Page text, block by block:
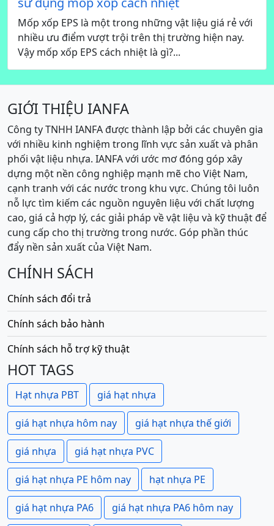
Mốp xốp EPS là một trong những vật liệu giá rẻ với
nhiều ưu điểm vượt trội trên thị trường hiện nay.
Vậy mốp xốp EPS cách nhiệt là gì?...
GIỚI THIỆU IANFA
Công ty TNHH IANFA được thành lập bởi các chuyên gia
với nhiều kinh nghiệm trong lĩnh vực sản xuất và phân
phối vật liệu nhựa. IANFA với ước mơ đóng góp xây
dựng một nền công nghiệp mạnh mẽ cho Việt Nam,
cạnh tranh với các nước trong khu vực. Chúng tôi luôn
nỗ lực tìm kiếm các nguồn nguyên liệu với chất lượng
cao, giá cả hợp lý, các giải pháp về vật liệu và kỹ thuật để
cung cấp cho thị trường trong nước. Góp phần thúc
đẩy nền sản xuất của Việt Nam.
CHÍNH SÁCH
Chính sách đổi trả
Chính sách bảo hành
Chính sách hỗ trợ kỹ thuật
HOT TAGS
Hạt nhựa PBT giá hạt nhựa
giá hạt nhựa hôm nay giá hạt nhựa thế giới
giá nhựa giá hạt nhựa PVC
giá hạt nhựa PE hôm nay hạt nhựa PE
giá hạt nhựa PA6 giá hạt nhựa PA6 hôm nay